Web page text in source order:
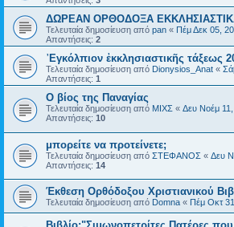
ΔΩΡΕΑΝ ΟΡΘΟΔΟΞΑ
Τελευταία δημοσίευση από pan « Πέμ Δεκ 05,
Απαντήσεις: 2
᾿Εγκόλπιον ἐκκλησιαστικῆς τάξεως
Τελευταία δημοσίευση από Dionysios_Anat «
Απαντήσεις: 1
Ο βίος της Παναγίας
Τελευταία δημοσίευση από ΜΙΧΣ « Δευ Νοέμ
Απαντήσεις: 10
μπορείτε να προτείνετε;
Τελευταία δημοσίευση από ΣΤΕΦΑΝΟΣ « Δευ
Απαντήσεις: 14
Έκθεση Ορθόδοξου Χριστιανικού
Τελευταία δημοσίευση από Domna « Πέμ Οκτ